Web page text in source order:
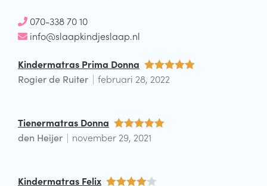
070-338 70 10
info@slaapkindjeslaap.nl
Waardering
Kindermatras Prima Donna
Rogier de Ruiter
februari 28, 2022
Waardering
Tienermatras Donna
den Heijer
november 29, 2021
Kindermatras Felix